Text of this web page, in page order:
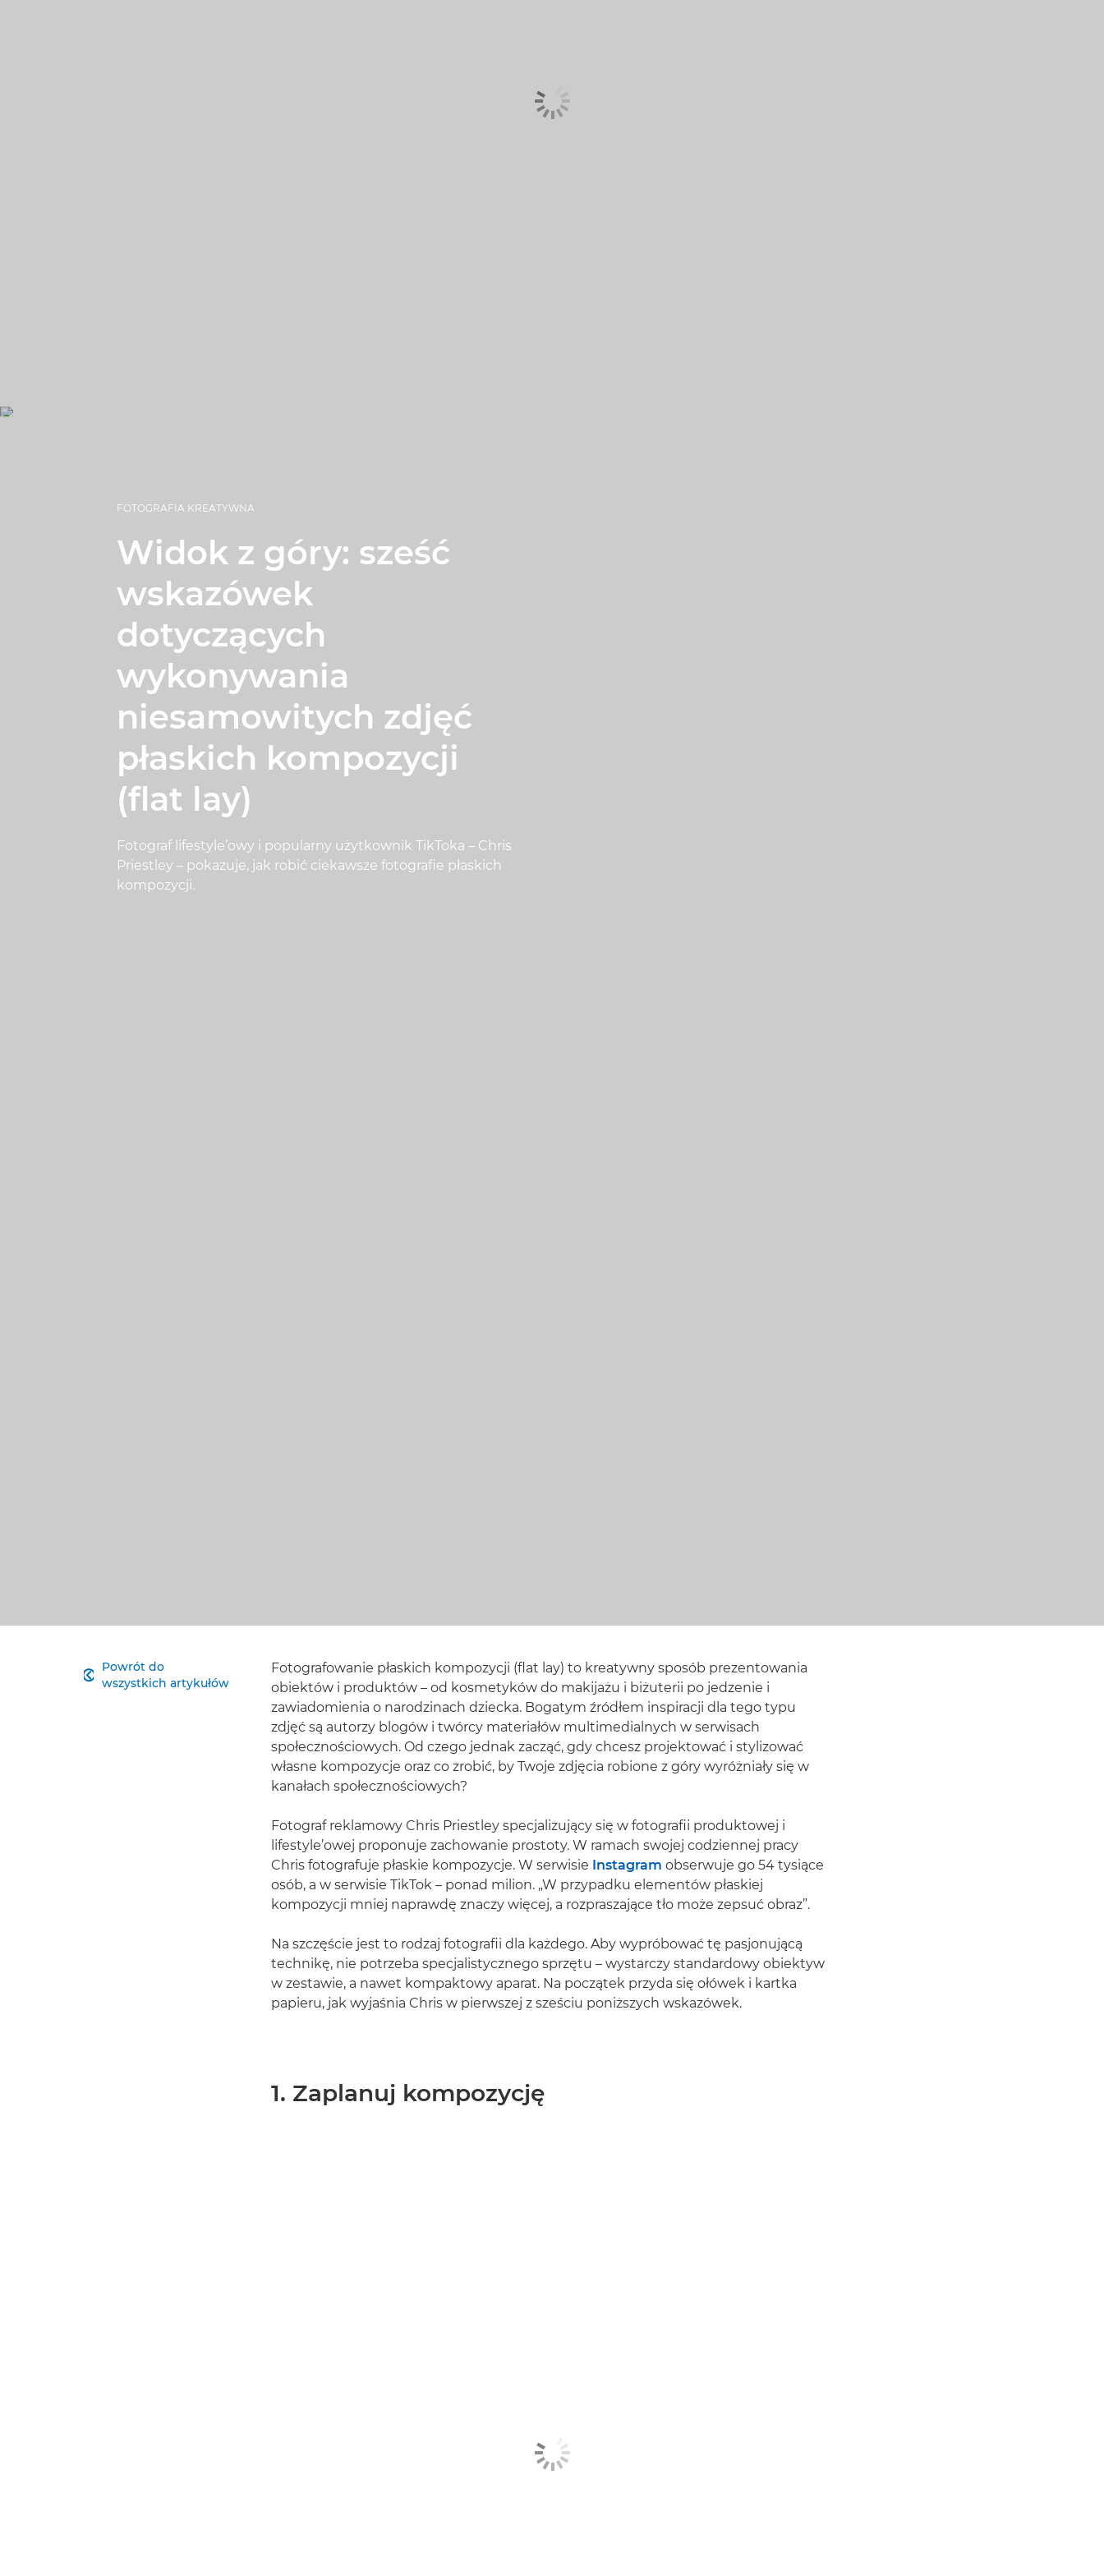
FOTOGRAFIA KREATYWNA
Widok z góry: sześć
wskazówek
dotyczących
wykonywania
niesamowitych zdjęć
płaskich kompozycji
(flat lay)
Fotograf lifestyle’owy i popularny użytkownik TikToka – Chris
Priestley – pokazuje, jak robić ciekawsze fotografie płaskich
kompozycji.
Powrót do
wszystkich artykułów

Fotografowanie płaskich kompozycji (flat lay) to kreatywny sposób prezentowania
obiektów i produktów – od kosmetyków do makijażu i biżuterii po jedzenie i
zawiadomienia o narodzinach dziecka. Bogatym źródłem inspiracji dla tego typu
zdjęć są autorzy blogów i twórcy materiałów multimedialnych w serwisach
społecznościowych. Od czego jednak zacząć, gdy chcesz projektować i stylizować
własne kompozycje oraz co zrobić, by Twoje zdjęcia robione z góry wyróżniały się w
kanałach społecznościowych?
Fotograf reklamowy Chris Priestley specjalizujący się w fotografii produktowej i
lifestyle’owej proponuje zachowanie prostoty. W ramach swojej codziennej pracy
Chris fotografuje płaskie kompozycje. W serwisie Instagram obserwuje go 54 tysiące
osób, a w serwisie TikTok – ponad milion. „W przypadku elementów płaskiej
kompozycji mniej naprawdę znaczy więcej, a rozpraszające tło może zepsuć obraz”.
Na szczęście jest to rodzaj fotografii dla każdego. Aby wypróbować tę pasjonującą
technikę, nie potrzeba specjalistycznego sprzętu – wystarczy standardowy obiektyw
w zestawie, a nawet kompaktowy aparat. Na początek przyda się ołówek i kartka
papieru, jak wyjaśnia Chris w pierwszej z sześciu poniższych wskazówek.
1. Zaplanuj kompozycję